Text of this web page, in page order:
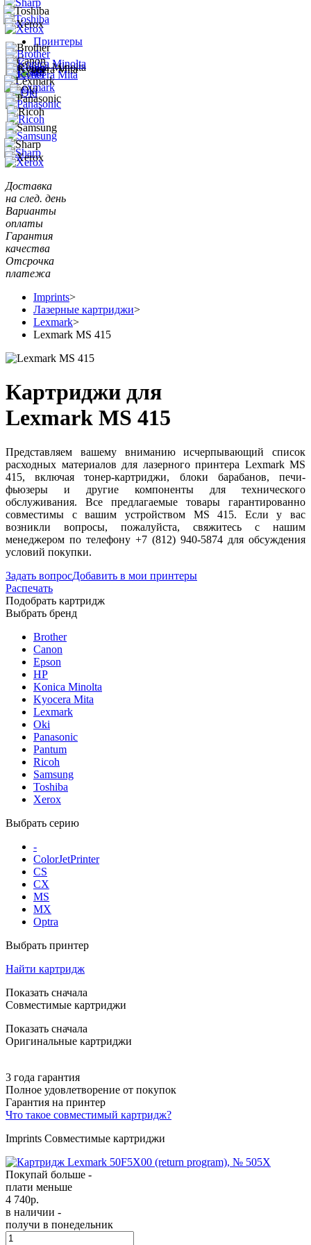
Принтеры
Доставка
на след. день
Варианты
оплаты
Гарантия
качества
Отсрочка
платежа
Imprints>
Лазерные картриджи>
Lexmark>
Lexmark MS 415
Картриджи для
Lexmark MS 415
Представляем вашему вниманию исчерпывающий список
расходных материалов для лазерного принтера Lexmark MS
415, включая тонер-картриджи, блоки барабанов, печи-
фьюзеры и другие компоненты для технического
обслуживания. Все предлагаемые товары гарантированно
совместимы с вашим устройством MS 415. Если у вас
возникли вопросы, пожалуйста, свяжитесь с нашим
менеджером по телефону +7 (812) 940-5874 для обсуждения
условий покупки.
Задать вопросДобавить в мои принтеры
Распечать
Подобрать картридж
Выбрать бренд
Brother
Canon
Epson
HP
Konica Minolta
Kyocera Mita
Lexmark
Oki
Panasonic
Pantum
Ricoh
Samsung
Toshiba
Xerox
Выбрать серию
-
ColorJetPrinter
CS
CX
MS
MX
Optra
Выбрать принтер
Найти картридж
Показать сначала
Совместимые картриджи
Показать сначала
Оригинальные картриджи
3 года гарантия
Полное удовлетворение от покупок
Гарантия на принтер
Что такое совместимый картридж?
Imprints Совместимые картриджи
Покупай больше -
плати меньше
4 740р.
в наличии -
получи в понедельник